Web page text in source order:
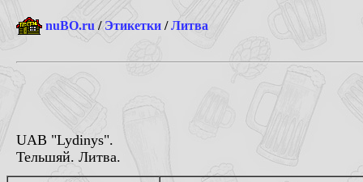
nuBO.ru /Этикетки /Литва
UAB "Lydinys".
Тельшяй. Литва.